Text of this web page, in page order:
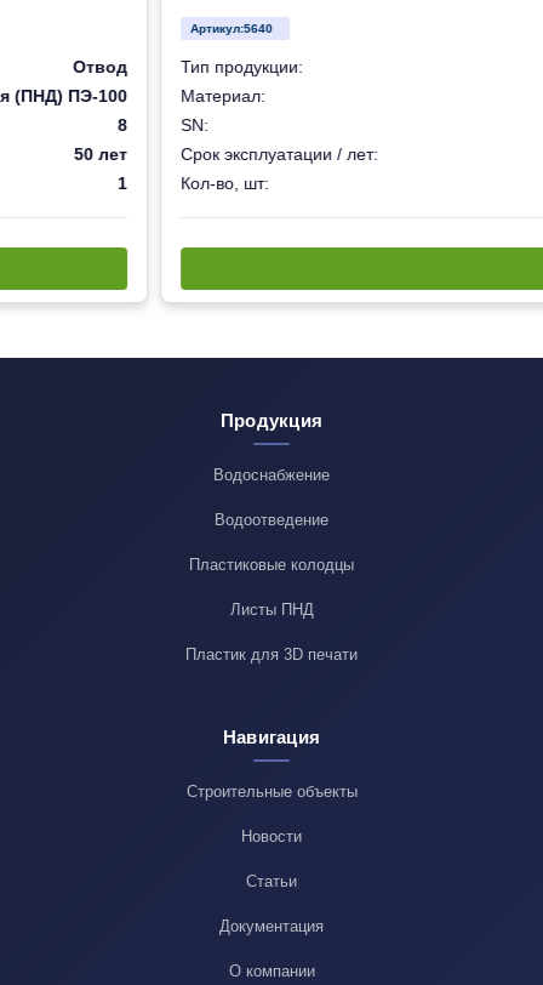
Отвод
(ПНД) ПЭ-100
8
50 лет
1
Артикул:5640
Тип продукции:
Материал:
SN:
Срок эксплуатации / лет:
Кол-во, шт:
Продукция
Водоснабжение
Водоотведение
Пластиковые колодцы
Листы ПНД
Пластик для 3D печати
Навигация
Строительные объекты
Новости
Статьи
Документация
О компании